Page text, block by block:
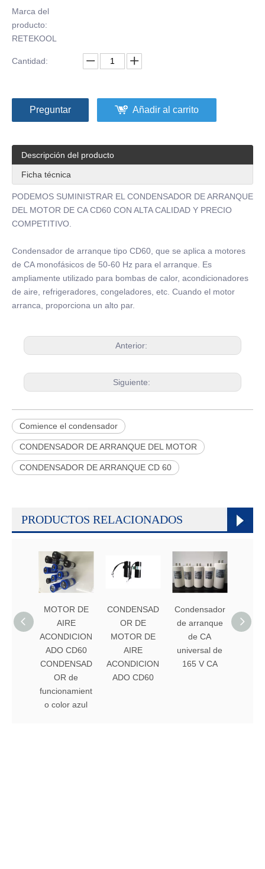
Marca del
producto:
RETEKOOL
Cantidad:
Preguntar Añadir al carrito
Descripción del producto
Ficha técnica
PODEMOS SUMINISTRAR EL CONDENSADOR DE ARRANQUE
DEL MOTOR DE CA CD60 CON ALTA CALIDAD Y PRECIO
COMPETITIVO.
Condensador de arranque tipo CD60, que se aplica a motores
de CA monofásicos de 50-60 Hz para el arranque. Es
ampliamente utilizado para bombas de calor, acondicionadores
de aire, refrigeradores, congeladores, etc. Cuando el motor
arranca, proporciona un alto par.
Anterior:
Siguiente:
Comience el condensador
CONDENSADOR DE ARRANQUE DEL MOTOR
CONDENSADOR DE ARRANQUE CD 60
PRODUCTOS RELACIONADOS
MOTOR DE
AIRE
ACONDICION
ADO CD60
CONDENSAD
OR de
funcionamient
o color azul
CONDENSAD
OR DE
MOTOR DE
AIRE
ACONDICION
ADO CD60
Condensador
de arranque
de CA
universal de
165 V CA